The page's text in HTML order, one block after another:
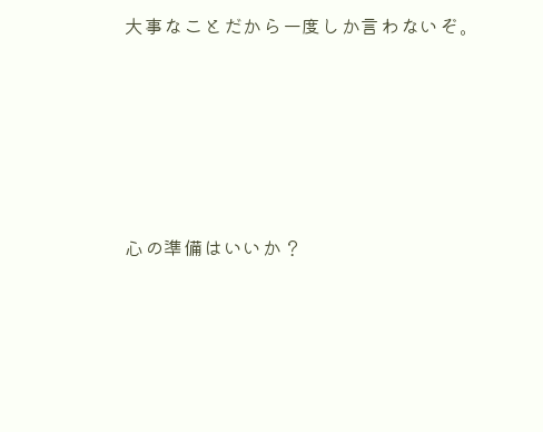
大事なことだから一度しか言わないぞ。
心の準備はいいか？